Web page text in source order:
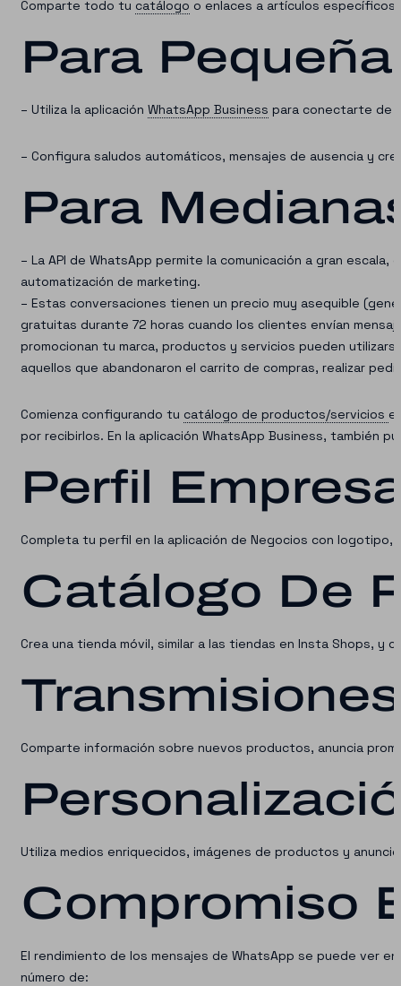
Comparte todo tu catálogo o enlaces a artículos
Para
– Utiliza la aplicación WhatsApp Business para conectarte de
– Configura saludos automáticos, mensajes de ausencia y
Para
– La API de WhatsApp permite la comunicación a gran
automatización de marketing.
– Estas conversaciones tienen un precio muy asequible
gratuitas durante 72 horas cuando los clientes envían
promocionan tu marca, productos y servicios pueden
aquellos que abandonaron el carrito de compras, realizar
Comienza configurando tu catálogo de productos/servicios
por recibirlos. En la aplicación WhatsApp Business, también
Perfil
Completa tu perfil en la aplicación de Negocios con
Catálogo De
Crea una tienda móvil, similar a las tiendas en Insta Shops,
Transmisiones
Comparte información sobre nuevos productos, anuncia
Utiliza medios enriquecidos, imágenes de productos y
Compromiso
El rendimiento de los mensajes de WhatsApp se puede ver
número de: